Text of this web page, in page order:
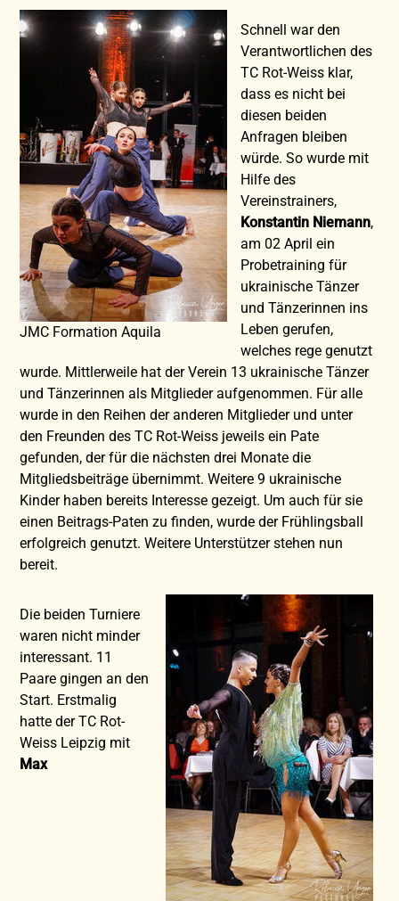
JMC Formation Aquila
Schnell war den
Verantwortlichen des
TC Rot-Weiss klar,
dass es nicht bei
diesen beiden
Anfragen bleiben
würde. So wurde mit
Hilfe des
Vereinstrainers,
Konstantin Niemann,
am 02 April ein
Probetraining für
ukrainische Tänzer
und Tänzerinnen ins
Leben gerufen,
welches rege genutzt
wurde. Mittlerweile hat der Verein 13 ukrainische Tänzer
und Tänzerinnen als Mitglieder aufgenommen. Für alle
wurde in den Reihen der anderen Mitglieder und unter
den Freunden des TC Rot-Weiss jeweils ein Pate
gefunden, der für die nächsten drei Monate die
Mitgliedsbeiträge übernimmt. Weitere 9 ukrainische
Kinder haben bereits Interesse gezeigt. Um auch für sie
einen Beitrags-Paten zu finden, wurde der Frühlingsball
erfolgreich genutzt. Weitere Unterstützer stehen nun
bereit.
Die beiden Turniere
waren nicht minder
interessant. 11
Paare gingen an den
Start. Erstmalig
hatte der TC Rot-
Weiss Leipzig mit
Max